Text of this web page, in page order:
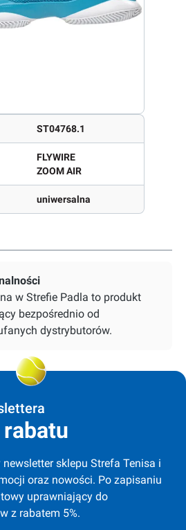
ST04768.1
FLYWIRE
ZOOM AIR
uniwersalna
w Strefie Padla to produkt
bezpośrednio od
dystrybutorów.
rabatu
sklepu Strefa Tenisa i
oraz nowości. Po zapisaniu
uprawniający do
z rabatem 5%.